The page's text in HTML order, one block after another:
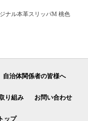
ナル本革スリッパM 桃色
自治体関係者の皆様へ
り組み お問い合わせ
ップ